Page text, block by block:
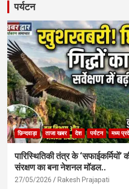
b
o
o
k
A
p
p
पर्यटन
छिन्दवाड़ा ताजा खबर देश पर्यटन मध्य
पारिस्थितिकी तंत्र के ‘सफाईकर्मियों’
संरक्षण का बना नेशनल मॉडल..
27/05/2026 Rakesh Prajapati